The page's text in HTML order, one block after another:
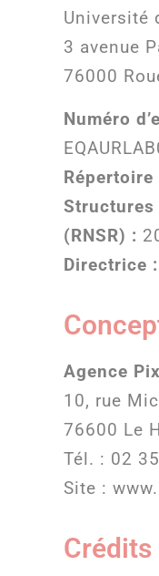
Université
3 avenue
76000
Numéro
Structures
(RNSR) :
Directrice :
Agence
10, rue
76600 Le
Tél. : 02
Site :